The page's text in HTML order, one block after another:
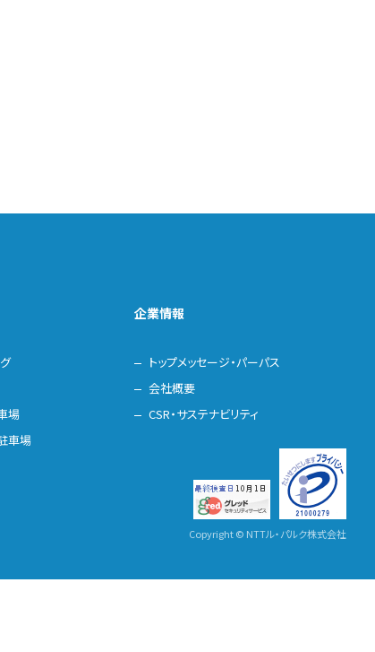
場
車場
企業情報
トップメッセージ・パーパス
会社概要
CSR・サステナビリティ
Copyright © NTTル・パルク株式会社